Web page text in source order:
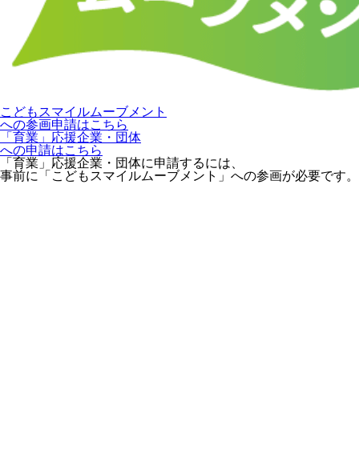
こどもスマイルムーブメント
への参画申請はこちら
「育業」応援企業・団体
への申請はこちら
「育業」応援企業・団体に申請するには、
事前に「こどもスマイルムーブメント」への参画が必要です。